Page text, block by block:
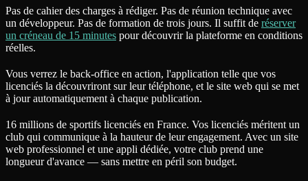
Pas de cahier des charges à rédiger. Pas de réunion technique avec
un développeur. Pas de formation de trois jours. Il suffit de réserver
un créneau de 15 minutes pour découvrir la plateforme en conditions
réelles.
Vous verrez le back-office en action, l'application telle que vos
licenciés la découvriront sur leur téléphone, et le site web qui se met
à jour automatiquement à chaque publication.
16 millions de sportifs licenciés en France. Vos licenciés méritent un
club qui communique à la hauteur de leur engagement. Avec un site
web professionnel et une appli dédiée, votre club prend une
longueur d'avance — sans mettre en péril son budget.